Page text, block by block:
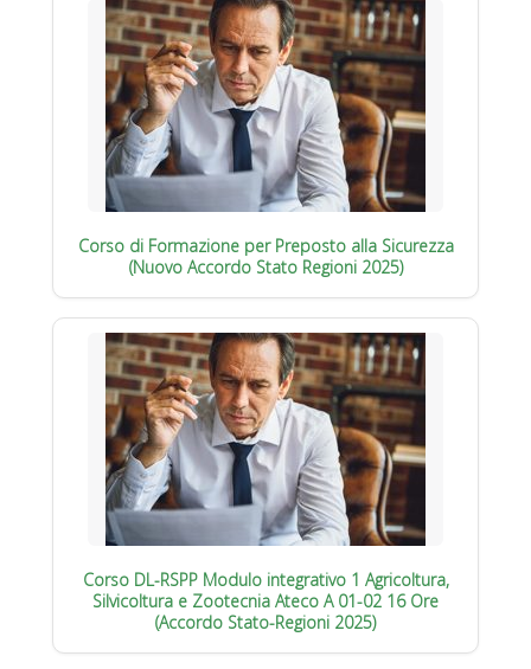
Corso di Formazione per Preposto alla Sicurezza
(Nuovo Accordo Stato Regioni 2025)
Corso DL-RSPP Modulo integrativo 1 Agricoltura,
Silvicoltura e Zootecnia Ateco A 01-02 16 Ore
(Accordo Stato-Regioni 2025)